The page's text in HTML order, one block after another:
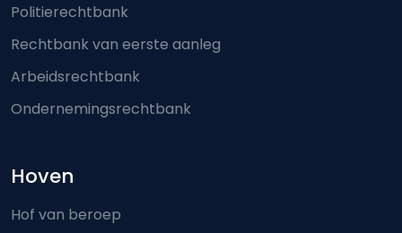
Politierechtbank
Rechtbank van eerste aanleg
Arbeidsrechtbank
Ondernemingsrechtbank
Hoven
Hof van beroep